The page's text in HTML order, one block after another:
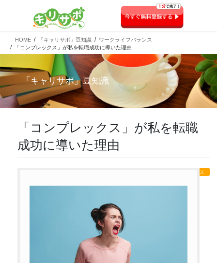
HOME 「キャリサポ」豆知識
ワークライフバランス
「コンプレックス」が私を転職成功に導いた理由
「キャリサポ」豆知識
「コンプレックス」が私を転職
成功に導いた理由
ワークライフバランス